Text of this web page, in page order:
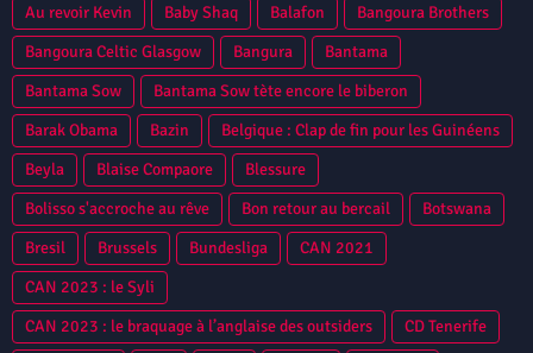
Au revoir Kevin
Baby Shaq Balafon
Bangoura Brothers
Bangoura Celtic Glasgow
Bangura
Bantama
Bantama Sow
Bantama Sow tète encore le biberon
Barak Obama
Bazin
Belgique : Clap de fin pour les Guinéens
Beyla
Blaise Compaore
Blessure
Bolisso s'accroche au rêve
Bon retour au bercail
Botswana
Bresil
Brussels Bundesliga
CAN 2021
CAN 2023 : le Syli
CAN 2023 : le braquage à l’anglaise des outsiders
CD Tenerife